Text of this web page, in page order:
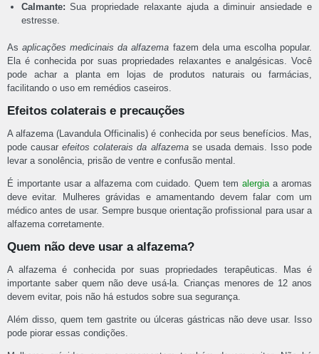
Calmante: Sua propriedade relaxante ajuda a diminuir ansiedade e
estresse.
Asaplicações medicinais da alfazema fazem dela uma escolha popular.
Ela é conhecida por suas propriedades relaxantes e analgésicas. Você
pode achar a planta em lojas de produtos naturais ou farmácias,
facilitando o uso em remédios caseiros.
Efeitos colaterais e precauções
A alfazema (Lavandula Officinalis) é conhecida por seus benefícios. Mas,
pode causarefeitos colaterais da alfazemase usada demais. Isso pode
levar a sonolência, prisão de ventre e confusão mental.
É importante usar a alfazema com cuidado. Quem temalergiaa aromas
deve evitar. Mulheres grávidas e amamentando devem falar com um
médico antes de usar. Sempre busque orientação profissional para usar a
alfazema corretamente.
Quem não deve usar a alfazema?
A alfazema é conhecida por suas propriedades terapêuticas. Mas é
importante saber quem não deve usá-la. Crianças menores de 12 anos
devem evitar, pois não há estudos sobre sua segurança.
Além disso, quem tem gastrite ou úlceras gástricas não deve usar. Isso
pode piorar essas condições.